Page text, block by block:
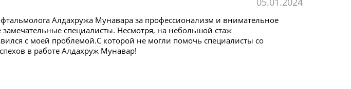
Алдахружа Мунавара за профессионализм и внимательное
специалисты. Несмотря, на небольшой стаж
с моей проблемой.С которой не могли помочь специалисты со
в работе Алдахруж Мунавар!